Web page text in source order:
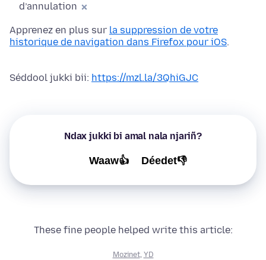
d’annulation
Apprenez en plus sur la suppression de votre
historique de navigation dans Firefox pour iOS.
Séddool jukki bii: https://mzl.la/3QhiGJC
Ndax jukki bi amal nala njariñ?
Waaw👍 Déedet👎
These fine people helped write this article:
Mozinet, YD